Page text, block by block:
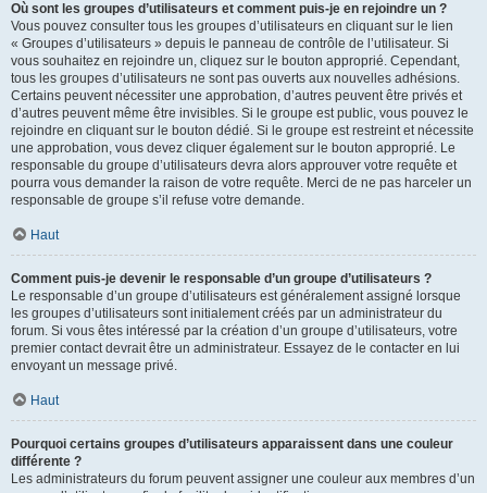
Où sont les groupes d’utilisateurs et comment puis-je en rejoindre un ?
Vous pouvez consulter tous les groupes d’utilisateurs en cliquant sur le lien
« Groupes d’utilisateurs » depuis le panneau de contrôle de l’utilisateur. Si
vous souhaitez en rejoindre un, cliquez sur le bouton approprié. Cependant,
tous les groupes d’utilisateurs ne sont pas ouverts aux nouvelles adhésions.
Certains peuvent nécessiter une approbation, d’autres peuvent être privés et
d’autres peuvent même être invisibles. Si le groupe est public, vous pouvez le
rejoindre en cliquant sur le bouton dédié. Si le groupe est restreint et nécessite
une approbation, vous devez cliquer également sur le bouton approprié. Le
responsable du groupe d’utilisateurs devra alors approuver votre requête et
pourra vous demander la raison de votre requête. Merci de ne pas harceler un
responsable de groupe s’il refuse votre demande.
Haut
Comment puis-je devenir le responsable d’un groupe d’utilisateurs ?
Le responsable d’un groupe d’utilisateurs est généralement assigné lorsque
les groupes d’utilisateurs sont initialement créés par un administrateur du
forum. Si vous êtes intéressé par la création d’un groupe d’utilisateurs, votre
premier contact devrait être un administrateur. Essayez de le contacter en lui
envoyant un message privé.
Haut
Pourquoi certains groupes d’utilisateurs apparaissent dans une couleur
différente ?
Les administrateurs du forum peuvent assigner une couleur aux membres d’un